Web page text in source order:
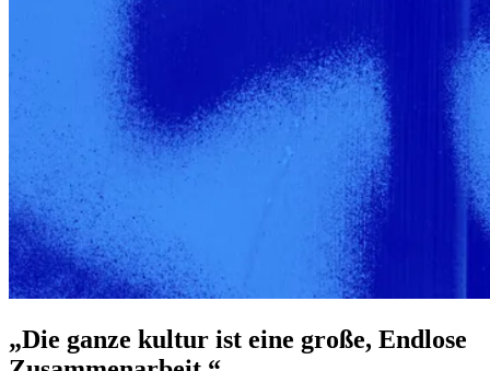
„Die ganze kultur ist eine große, Endlose